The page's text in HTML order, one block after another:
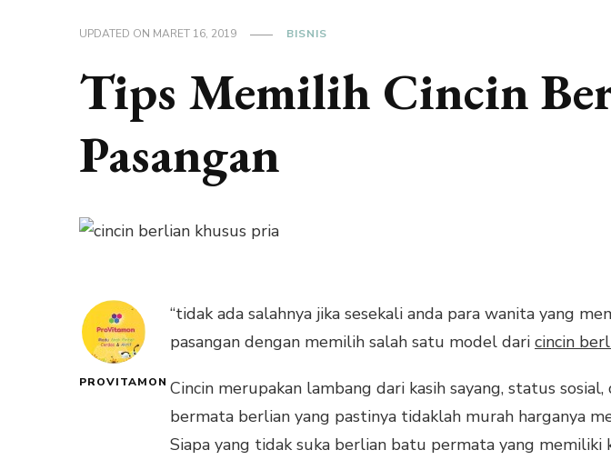
UPDATED ON MARET 16, 2019 BISNIS
Tips Memilih Cincin
Pasangan
PROVITAMON
“tidak ada salahnya jika sesekali anda para wanita yang
pasangan dengan memilih salah satu model dari cincin
Cincin merupakan lambang dari kasih sayang, status
bermata berlian yang pastinya tidaklah murah harganya
Siapa yang tidak suka berlian batu permata yang